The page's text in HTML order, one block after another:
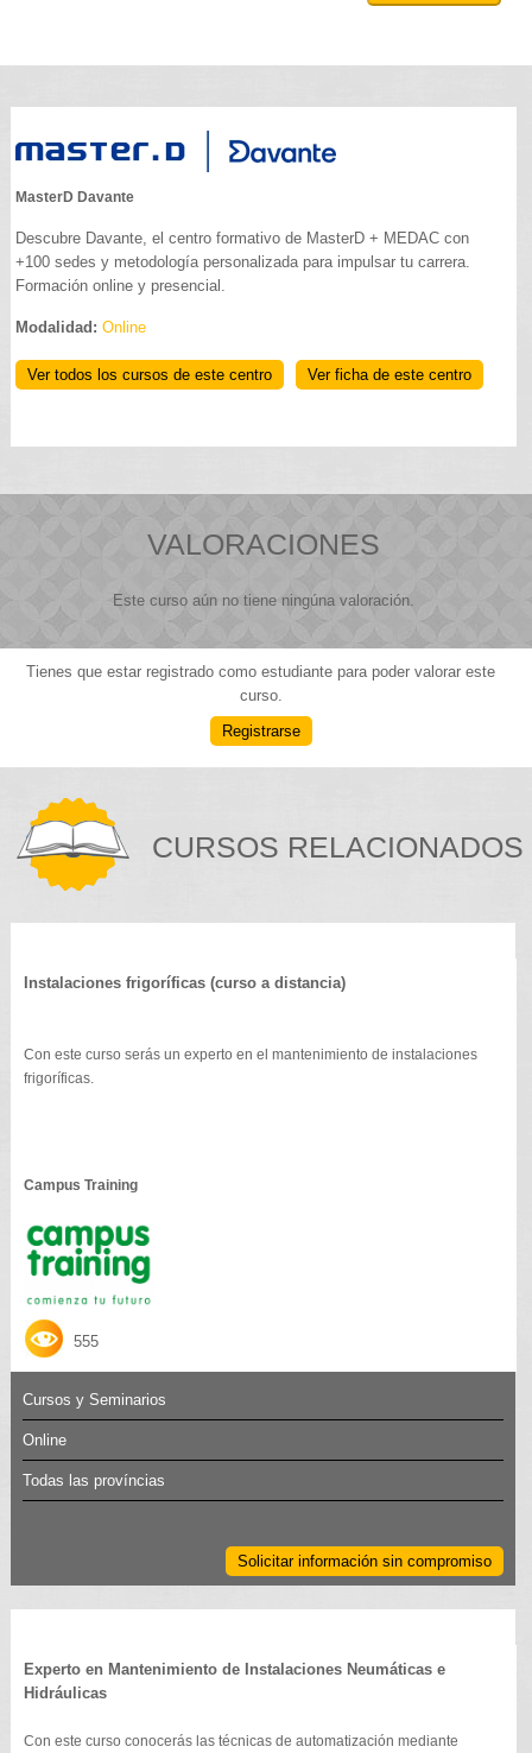
MasterD Davante
Descubre Davante, el centro formativo de MasterD + MEDAC con
+100 sedes y metodología personalizada para impulsar tu carrera.
Formación online y presencial.
Modalidad:Online
Ver todos los cursos de este centro Ver ficha de este centro
VALORACIONES
Este curso aún no tiene ningúna valoración.
Tienes que estar registrado como estudiante para poder valorar este
curso.
Registrarse
CURSOS RELACIONADOS
Instalaciones frigoríficas (curso a distancia)
Con este curso serás un experto en el mantenimiento de instalaciones
frigoríficas.
Campus Training
555
Cursos y Seminarios
Online
Todas las províncias
Solicitar información sin compromiso
Experto en Mantenimiento de Instalaciones Neumáticas e
Hidráulicas
Con este curso conocerás las técnicas de automatización mediante